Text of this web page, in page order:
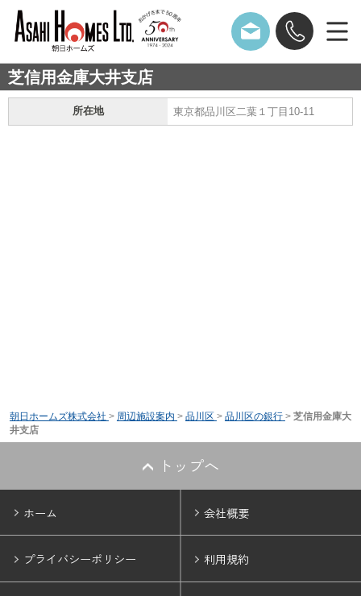
芝信用金庫大井支店
所在地 東京都品川区二葉１丁目10-11
朝日ホームズ株式会社 > 周辺施設案内 > 品川区 > 品川区の銀行 > 芝信用金庫大
井支店
トップへ
ホーム 会社概要
プライバシーポリシー 利用規約